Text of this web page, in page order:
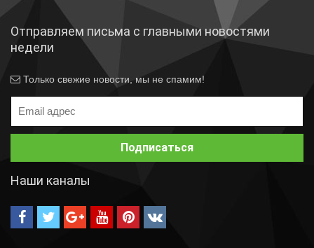
Отправляем письма с главными новостями
недели
Только свежие новости, мы не спамим!
Наши каналы